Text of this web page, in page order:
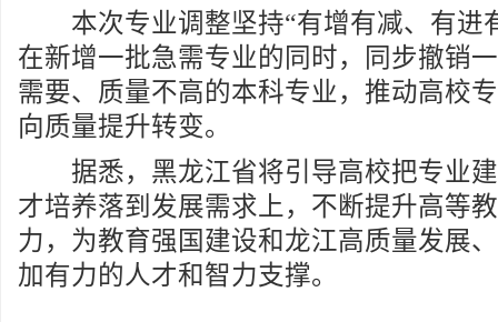
本次专业调整坚持“有增有减、有进
在新增一批急需专业的同时，同步撤销
需要、质量不高的本科专业，推动高校
向质量提升转变。
据悉，黑龙江省将引导高校把专业建
才培养落到发展需求上，不断提升高等
力，为教育强国建设和龙江高质量发展
加有力的人才和智力支撑。